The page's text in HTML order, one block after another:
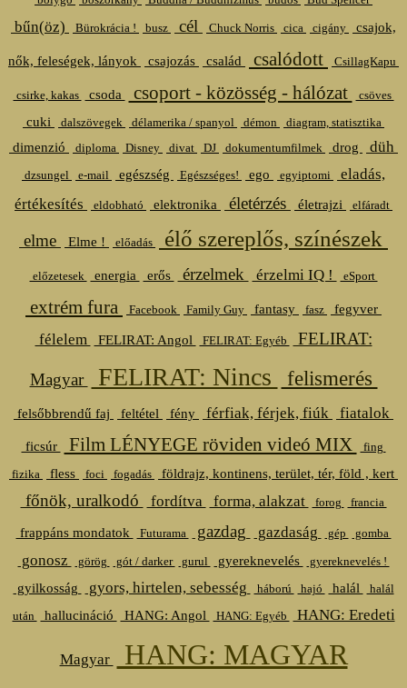
bűn(öz) Bürokrácia ! busz cél Chuck Norris cica cigány csajok,
nők, feleségek, lányok csajozás család csalódott CsillagKapu
csirke, kakas csoda csoport - közösség - hálózat csöves
cuki dalszövegek délamerika / spanyol démon diagram, statisztika
dimenzió diploma Disney divat DJ dokumentumfilmek drog düh
dzsungel e-mail egészség Egészséges! ego egyiptomi
eladás,
értékesítés
eldobható elektronika életérzés életrajzi elfáradt
elme Elme ! előadás élő szereplős, színészek
előzetesek energia erős érzelmek érzelmi IQ ! eSport
extrém fura Facebook Family Guy fantasy fasz fegyver
félelem FELIRAT: Angol FELIRAT: Egyéb FELIRAT:
Magyar FELIRAT: Nincs felismerés
felsőbbrendű faj feltétel fény férfiak, férjek, fiúk fiatalok
ficsúr Film LÉNYEGE röviden videó MIX
fing
fizika
fless foci fogadás földrajz, kontinens, terület, tér, föld , kert
főnök, uralkodó fordítva forma, alakzat forog francia
frappáns mondatok Futurama gazdag gazdaság gép gomba
gonosz görög gót / darker gurul gyereknevelés gyereknevelés !
gyilkosság gyors, hirtelen, sebesség háború hajó halál
halál
után
hallucináció HANG: Angol HANG: Egyéb HANG: Eredeti
Magyar
HANG: MAGYAR